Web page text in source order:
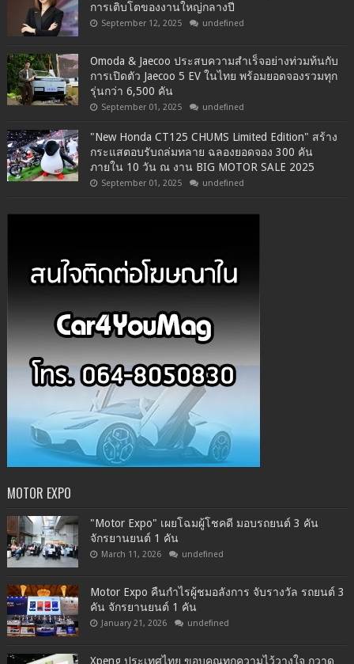
การเติบโตของงานใหญ่กลางปี
September 12, 2025 undefined
Omoda & Jaecoo ประสบความสำเร็จอย่างท่วมท้นกับ
การเปิดตัว Jaecoo 5 EV ในไทย พร้อมยอดจองรวมทุก
รุ่นกว่า 6,500 คัน
September 01, 2025 undefined
"New Honda CT125 CHUMS Limited Edition" สร้าง
กระแสตอบรับถล่มทลาย ฉลองยอดจอง 300 คัน
ภายใน 10 วัน ณ งาน BIG MOTOR SALE 2025
September 01, 2025 undefined
MOTOR EXPO
"Motor Expo" เผยโฉมผู้โชคดี มอบรถยนต์ 3 คัน
จักรยานยนต์ 1 คัน
March 11, 2026 undefined
Motor Expo คืนกำไรผู้ชมอลังการ จับรางวัล รถยนต์ 3
คัน จักรยานยนต์ 1 คัน
January 21, 2026 undefined
Xpeng ประเทศไทย ขอบคุณทุกความไว้วางใจ กวาด